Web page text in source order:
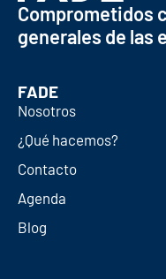
Comprometidos
generales de las
FADE
Nosotros
¿Qué hacemos?
Contacto
Agenda
Blog